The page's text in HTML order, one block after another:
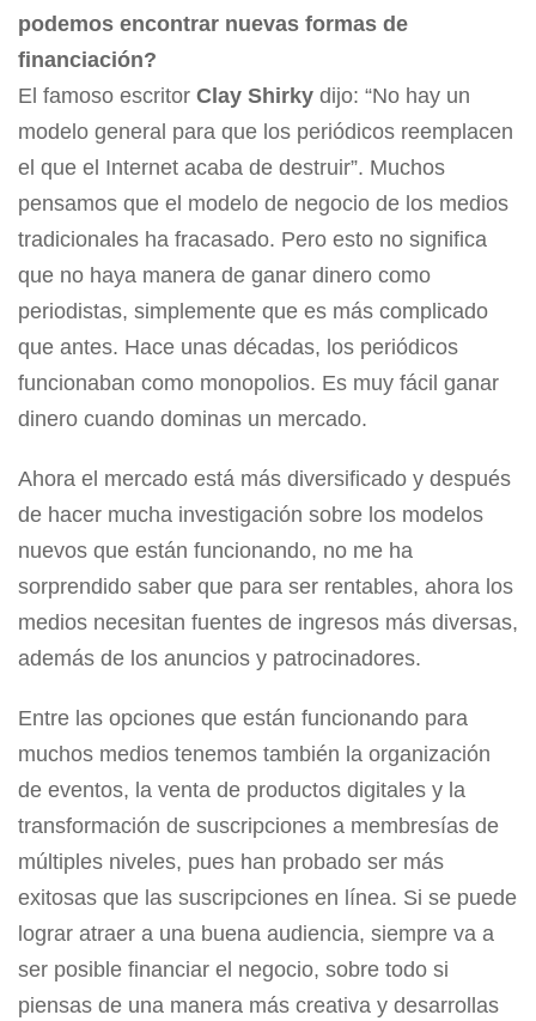
podemos encontrar nuevas formas de
financiación?
El famoso escritor Clay Shirky dijo: “No hay un
modelo general para que los periódicos reemplacen
el que el Internet acaba de destruir”. Muchos
pensamos que el modelo de negocio de los medios
tradicionales ha fracasado. Pero esto no significa
que no haya manera de ganar dinero como
periodistas, simplemente que es más complicado
que antes. Hace unas décadas, los periódicos
funcionaban como monopolios. Es muy fácil ganar
dinero cuando dominas un mercado.
Ahora el mercado está más diversificado y después
de hacer mucha investigación sobre los modelos
nuevos que están funcionando, no me ha
sorprendido saber que para ser rentables, ahora los
medios necesitan fuentes de ingresos más diversas,
además de los anuncios y patrocinadores.
Entre las opciones que están funcionando para
muchos medios tenemos también la organización
de eventos, la venta de productos digitales y la
transformación de suscripciones a membresías de
múltiples niveles, pues han probado ser más
exitosas que las suscripciones en línea. Si se puede
lograr atraer a una buena audiencia, siempre va a
ser posible financiar el negocio, sobre todo si
piensas de una manera más creativa y desarrollas